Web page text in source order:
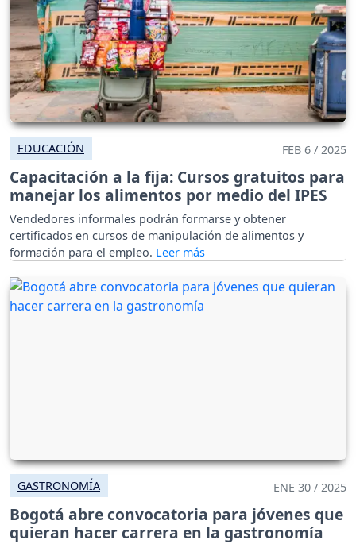
EDUCACIÓN FEB 6 / 2025
Capacitación a la fija: Cursos gratuitos para
manejar los alimentos por medio del IPES
Vendedores informales podrán formarse y obtener
certificados en cursos de manipulación de alimentos y
formación para el empleo.
GASTRONOMÍA ENE 30 / 2025
Bogotá abre convocatoria para jóvenes que
quieran hacer carrera en la gastronomía